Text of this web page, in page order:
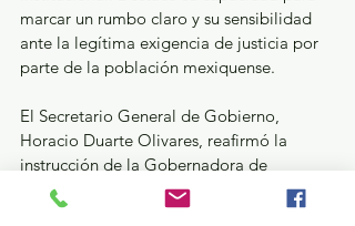
marcar un rumbo claro y su sensibilidad
ante la legítima exigencia de justicia por
parte de la población mexiquense.
El Secretario General de Gobierno,
Horacio Duarte Olivares, reafirmó la
instrucción de la Gobernadora de
mantener una coordinación permanente
entre las instituciones. Subrayó que con la